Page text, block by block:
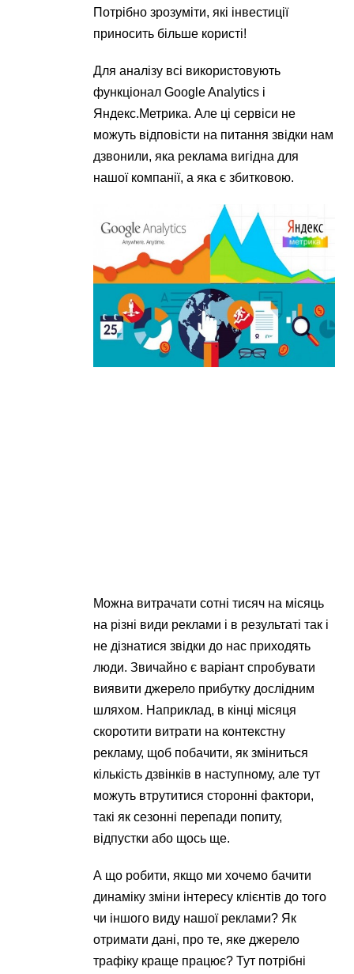
Потрібно зрозуміти, які інвестиції
приносить більше користі!
Для аналізу всі використовують
функціонал Google Analytics і
Яндекс.Метрика. Але ці сервіси не
можуть відповісти на питання звідки нам
дзвонили, яка реклама вигідна для
нашої компанії, а яка є збитковою.
Можна витрачати сотні тисяч на місяць
на різні види реклами і в результаті так і
не дізнатися звідки до нас приходять
люди. Звичайно є варіант спробувати
виявити джерело прибутку дослідним
шляхом. Наприклад, в кінці місяця
скоротити витрати на контекстну
рекламу, щоб побачити, як зміниться
кількість дзвінків в наступному, але тут
можуть втрутитися сторонні фактори,
такі як сезонні перепади попиту,
відпустки або щось ще.
А що робити, якщо ми хочемо бачити
динаміку зміни інтересу клієнтів до того
чи іншого виду нашої реклами? Як
отримати дані, про те, яке джерело
трафіку краще працює? Тут потрібні